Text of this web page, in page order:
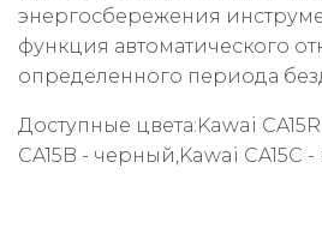
энергосбережения
функция автоматического
определенного периода
Доступные цвета:Kawai
CA15B - черный,Kawai CA15C